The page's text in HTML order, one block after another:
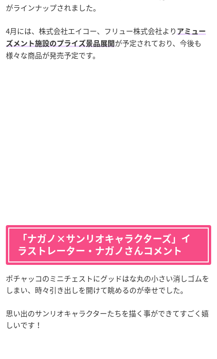
がラインナップされました。
4月には、株式会社エイコー、フリュー株式会社より アミュー
ズメント施設のプライズ景品展開 が予定されており、今後も
様々な商品が発売予定です。
「ナガノ×サンリオキャラクターズ」イ
ラストレーター・ナガノさんコメント
ポチャッコのミニチェストにグッドはな丸の小さい消しゴムを
しまい、時々引き出しを開けて眺めるのが幸せでした。
思い出のサンリオキャラクターたちを描く事ができてすごく嬉
しいです！